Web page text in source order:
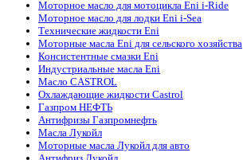
Моторное масло для мотоцикла Eni i-Ride
Моторное масло для лодки Eni i-Sea
Технические жидкости Eni
Моторные масла Eni для сельского хозяйства
Консистентные смазки Eni
Индустриальные масла Eni
Масло CASTROL
Охлаждающие жидкости Castrol
Газпром НЕФТЬ
Антифризы Газпромнефть
Масла Лукойл
Моторные масла Лукойл для авто